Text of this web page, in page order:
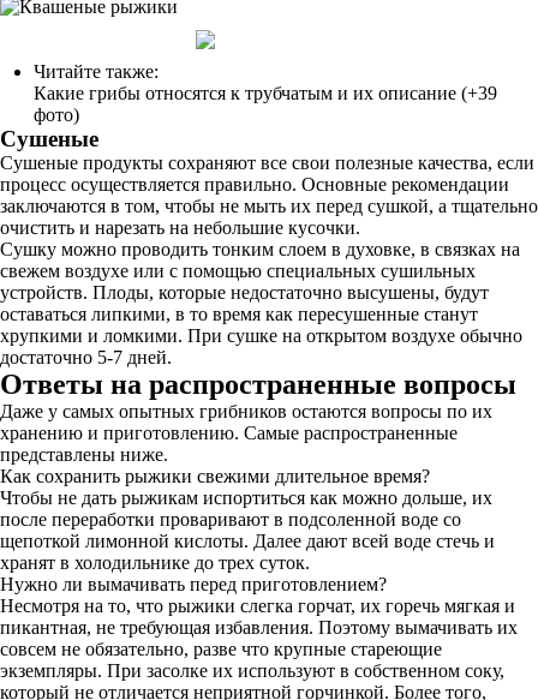
Читайте также:
Какие грибы относятся к трубчатым и их описание (+39
фото)
Сушеные
Сушеные продукты сохраняют все свои полезные качества, если
процесс осуществляется правильно. Основные рекомендации
заключаются в том, чтобы не мыть их перед сушкой, а тщательно
очистить и нарезать на небольшие кусочки.
Сушку можно проводить тонким слоем в духовке, в связках на
свежем воздухе или с помощью специальных сушильных
устройств. Плоды, которые недостаточно высушены, будут
оставаться липкими, в то время как пересушенные станут
хрупкими и ломкими. При сушке на открытом воздухе обычно
достаточно 5-7 дней.
Ответы на распространенные вопросы
Даже у самых опытных грибников остаются вопросы по их
хранению и приготовлению. Самые распространенные
представлены ниже.
Как сохранить рыжики свежими длительное время?
Чтобы не дать рыжикам испортиться как можно дольше, их
после переработки проваривают в подсоленной воде со
щепоткой лимонной кислоты. Далее дают всей воде стечь и
хранят в холодильнике до трех суток.
Нужно ли вымачивать перед приготовлением?
Несмотря на то, что рыжики слегка горчат, их горечь мягкая и
пикантная, не требующая избавления. Поэтому вымачивать их
совсем не обязательно, разве что крупные стареющие
экземпляры. При засолке их используют в собственном соку,
который не отличается неприятной горчинкой. Более того,